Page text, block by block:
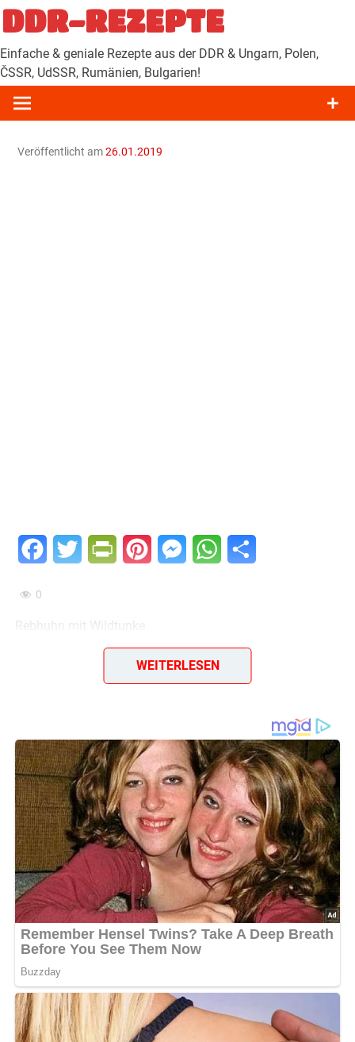
Zum
Inhalt
springen
DDR-REZEPTE
Einfache & geniale Rezepte aus der DDR & Ungarn, Polen,
ČSSR, UdSSR, Rumänien, Bulgarien!
Veröffentlicht am26.01.2019
FacebookTwitter PrintFriendly
PinterestMessengerWhatsApp
0
Rebhuhn mit Wildtunke
Die gereinigten, gewaschenen und gesalzenen Rebhühner
werden einen Tag lang in die Beize gelegt. Aus der Beize
geräuchertem Speck. Dann übergießt man sie mit der
Hälfte der Beize und dünstet sie in einer zugedeckten
Pfanne. Nun aber brät man sie in der Röhre. Wenn sie gar
sind, hebt man sie aus dem Saft. Zum Saft mischt man 1-
2 Löffel saure Sahne und 3-4 Stück Zucker, läßt alles
rösten und verdünnt es wieder mit der verbliebenen
zweiten Hälfte der Beize. Die Tunke wird aufgekocht,
durchpassiert, mit weiterer saurer Sahne und 1-2 Löffel
gutem Rotwein veredelt. Ein zweites mal aufgekocht, wird
sie auf die Rebhühner gegossen, die man vorher in zwei
Hälften geteilt hat.
[Nach: Kochbuch für Feinschmecker » Corvina-Verlag Budapest, Ungarn 1957]
5/5 (1 Bewertung)
WEITERLESEN